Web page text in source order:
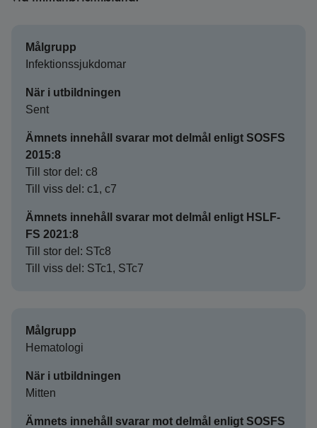
Målgrupp
Infektionssjukdomar
När i utbildningen
Sent
Ämnets innehåll svarar mot delmål enligt SOSFS
2015:8
Till stor del: c8
Till viss del: c1, c7
Ämnets innehåll svarar mot delmål enligt HSLF-
FS 2021:8
Till stor del: STc8
Till viss del: STc1, STc7
Målgrupp
Hematologi
När i utbildningen
Mitten
Ämnets innehåll svarar mot delmål enligt SOSFS